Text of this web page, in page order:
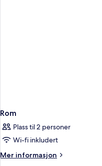
Rom
Plass til 2 personer
Wi-fi inkludert
Mer informasjon
Mer